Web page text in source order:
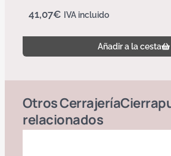
41,07€ IVA incluido
Añadir a la cesta
OtrosCerrajería
relacionados